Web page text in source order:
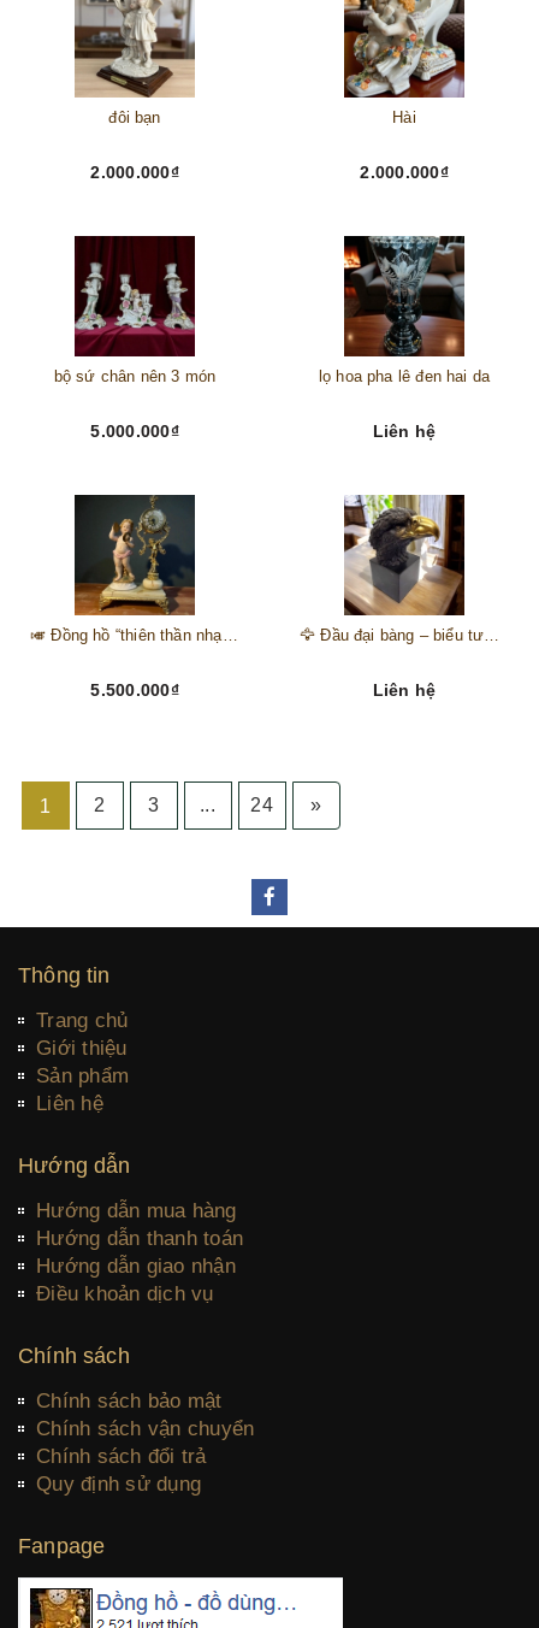
đôi bạn
2.000.000₫
Hài
2.000.000₫
bộ sứ chân nên 3 món
5.000.000₫
lọ hoa pha lê đen hai da
Liên hệ
🎺 Đồng hồ “thiên thần nhạc hội” – tuyệt mỹ phẩm trang trí phong cách hoàng gia 🎼
5.500.000₫
🦅 Đầu đại bàng – biểu tượng của kẻ chinh phục trên đỉnh núi thành công 🦅
Liên hệ
1 2 3 ... 24 »
Thông tin
Trang chủ
Giới thiệu
Sản phẩm
Liên hệ
Hướng dẫn
Hướng dẫn mua hàng
Hướng dẫn thanh toán
Hướng dẫn giao nhận
Điều khoản dịch vụ
Chính sách
Chính sách bảo mật
Chính sách vận chuyển
Chính sách đổi trả
Quy định sử dụng
Fanpage